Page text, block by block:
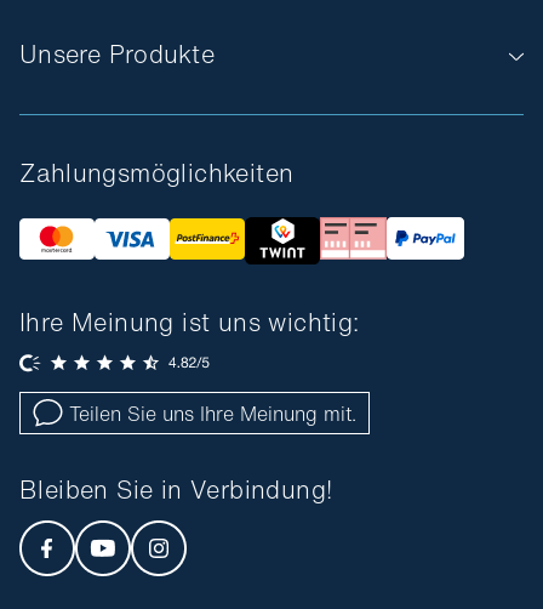
Unsere Produkte
Zahlungsmöglichkeiten
Ihre Meinung ist uns wichtig:
Teilen Sie uns Ihre Meinung mit.
Bleiben Sie in Verbindung!